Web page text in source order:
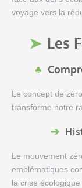
voyage vers la
Les
Le concept de
transforme notre
Le mouvement
emblématiques
la crise